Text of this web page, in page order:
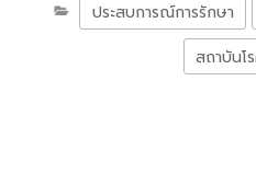
ประสบการณ์การรักษา
สถาบันโ